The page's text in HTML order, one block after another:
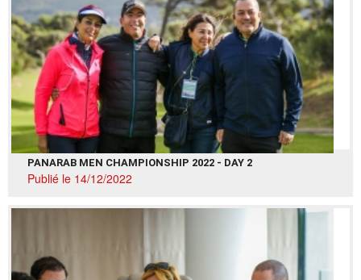
PANARAB MEN CHAMPIONSHIP 2022 - DAY 2
Publié le 14/12/2022